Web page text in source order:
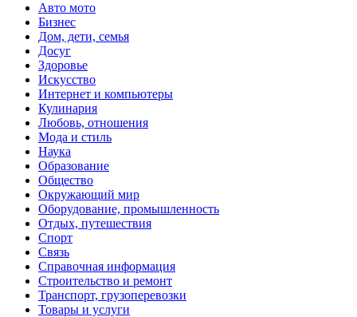
Авто мото
Бизнес
Дом, дети, семья
Досуг
Здоровье
Искусство
Интернет и компьютеры
Кулинария
Любовь, отношения
Мода и стиль
Наука
Образование
Общество
Окружающий мир
Оборудование, промышленность
Отдых, путешествия
Спорт
Связь
Справочная информация
Строительство и ремонт
Транспорт, грузоперевозки
Товары и услуги